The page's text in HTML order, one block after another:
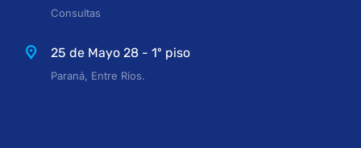
Consultas
25 de Mayo 28 - 1º piso
Paraná, Entre Ríos.